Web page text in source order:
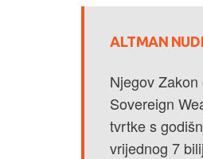
ALTMAN
Njegov
Sovereign
tvrtke s
vrijednog 7